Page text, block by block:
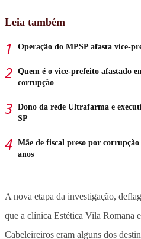
Leia também
Operação do MPSP afasta vice-
Quem é o vice-prefeito afastado
corrupção
Dono da rede Ultrafarma e
SP
Mãe de fiscal preso por
anos
A nova etapa da investigação,
que a clínica Estética Vila Romana
Cabeleireiros eram alguns dos